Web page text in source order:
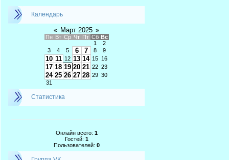
Календарь
« Март 2025 »
Пн Вт Ср Чт Пт Сб Вс
1
2
3
4 5 6 7 8 9
10 11 12 13 14 15 16
17 18 19 20 21 22 23
24 25 26 27 28 29 30
31
Статистика
Онлайн всего: 1
Гостей: 1
Пользователей: 0